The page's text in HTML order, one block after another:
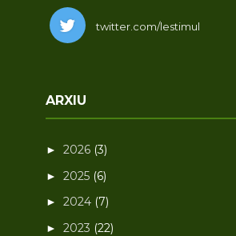
twitter.com/lestimul
ARXIU
► 2026 (3)
► 2025 (6)
► 2024 (7)
► 2023 (22)